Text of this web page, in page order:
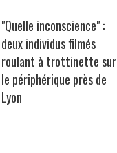
"Quelle inconscience" :
deux individus filmés
roulant à trottinette sur
le périphérique près de
Lyon